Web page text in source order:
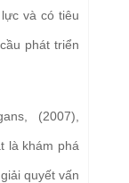
và có tiêu
phát triển
(2007),
là khám phá
quyết vấn